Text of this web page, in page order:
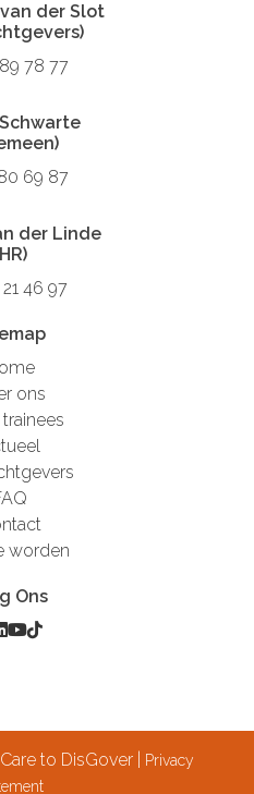
der Slot
78 77
69 87
der Linde
46 97
ons
worden
Ons
to DisGover |
Privacy